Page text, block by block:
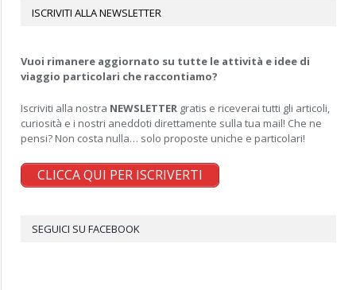
ISCRIVITI ALLA NEWSLETTER
Vuoi rimanere aggiornato su tutte le attività e idee di
viaggio particolari che raccontiamo?
Iscriviti alla nostra NEWSLETTER gratis e riceverai tutti gli articoli,
curiosità e i nostri aneddoti direttamente sulla tua mail! Che ne
pensi? Non costa nulla… solo proposte uniche e particolari!
CLICCA QUI PER ISCRIVERTI
SEGUICI SU FACEBOOK